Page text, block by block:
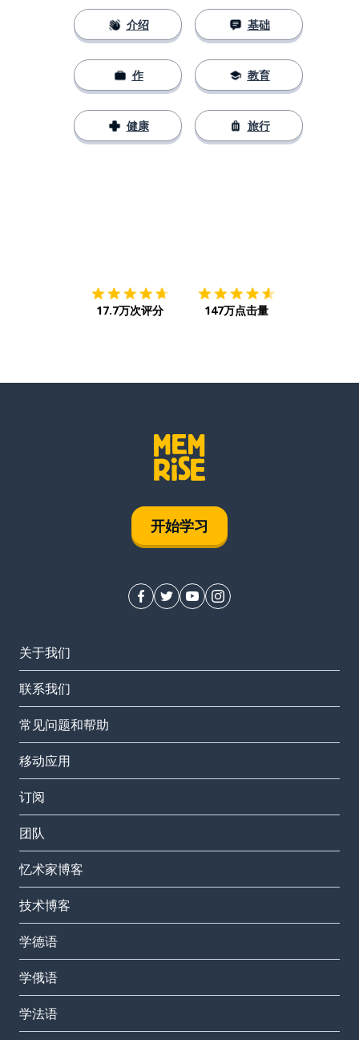
介绍
作
健康
基础
教育
旅行
17.7万次评分 147万点击量
开始学习
关于我们
联系我们
常见问题和帮助
移动应用
订阅
团队
忆术家博客
技术博客
学德语
学俄语
学法语